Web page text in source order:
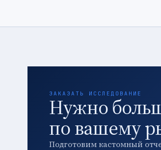
ЗАКАЗАТЬ ИССЛЕДОВАНИЕ
Нужно
по вашему
Подготовим кастомный